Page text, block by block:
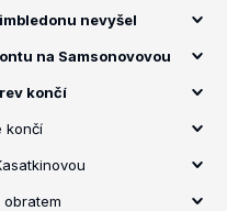
nevyšel
na Samsonovovou
končí
končí